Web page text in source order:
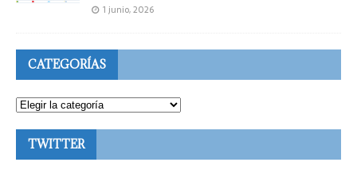
1 junio, 2026
CATEGORÍAS
TWITTER